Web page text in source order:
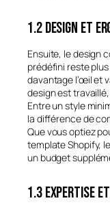
1.2 Design et
Ensuite, le design
prédéfini reste
davantage l’œil et
design est
Entre un style
la différence de
Que vous optiez
template Shopify,
un budget
1.3 Expertise